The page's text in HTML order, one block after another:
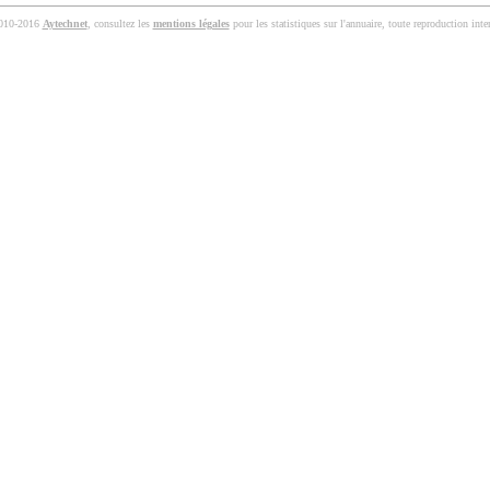
2016 Aytechnet, consultez les mentions légalespour les statistiques sur l'annuaire, toute reproduction